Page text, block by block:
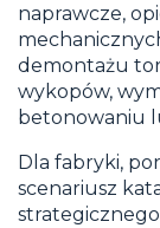
naprawcze,
demontażu
wykopów,
betonowaniu
Dla fabryki,
scenariusz